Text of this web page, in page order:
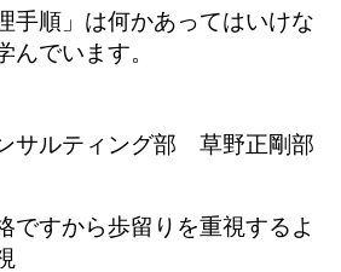
手順」は何かあってはいけな
んでいます。
サルティング部 草野正剛部
ですから歩留りを重視するよ